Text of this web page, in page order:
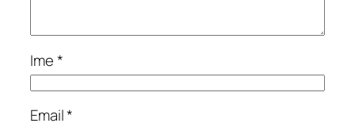
Ime*
Email*